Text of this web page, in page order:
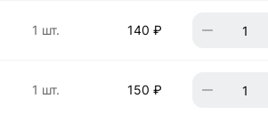
1 шт. 140 ₽
1 шт. 150 ₽